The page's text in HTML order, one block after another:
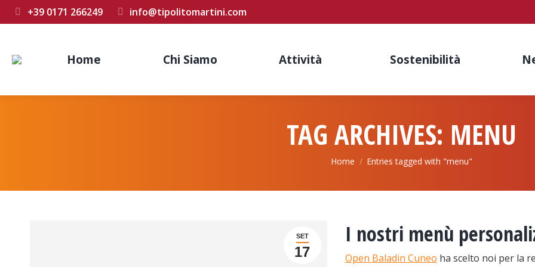
+39 0171 266249 info@tipolitomartini.com
Home Chi Siamo Attività Sostenibilità
TAG ARCHIVES: MENU
You are here:
Home Entries tagged with "menu"
SET
17
I nostri menù
Open Baladin Cuneo ha scelto noi per la